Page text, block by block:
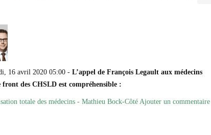
16 avril 2020 05:00 - L’appel de François Legault aux médecins
front des CHSLD est compréhensible :
totale des médecins - Mathieu Bock-Côté Ajouter un commentaire